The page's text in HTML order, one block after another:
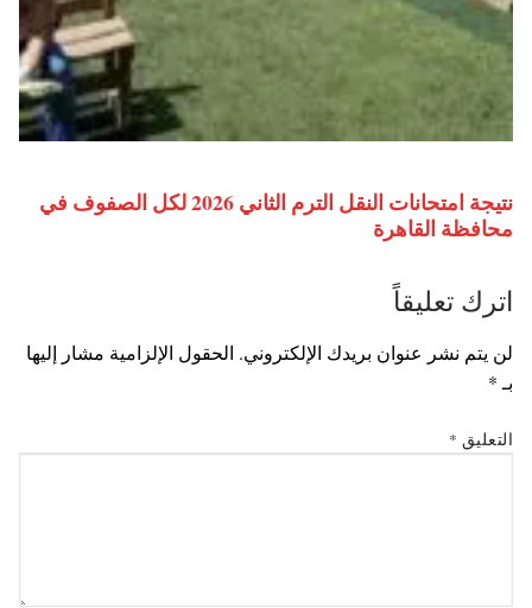
نتيجة امتحانات النقل الترم الثاني 2026 لكل الصفوف في
محافظة القاهرة
اترك تعليقاً
لن يتم نشر عنوان بريدك الإلكتروني. الحقول الإلزامية مشار إليها
بـ *
التعليق *